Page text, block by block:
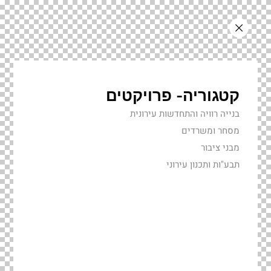
קטגוריה- פרויקטים
בנייה רוויה והתחדשות עירונית
מסחר ומשרדים
מבני ציבור
תבע"ות ותכנון עירוני